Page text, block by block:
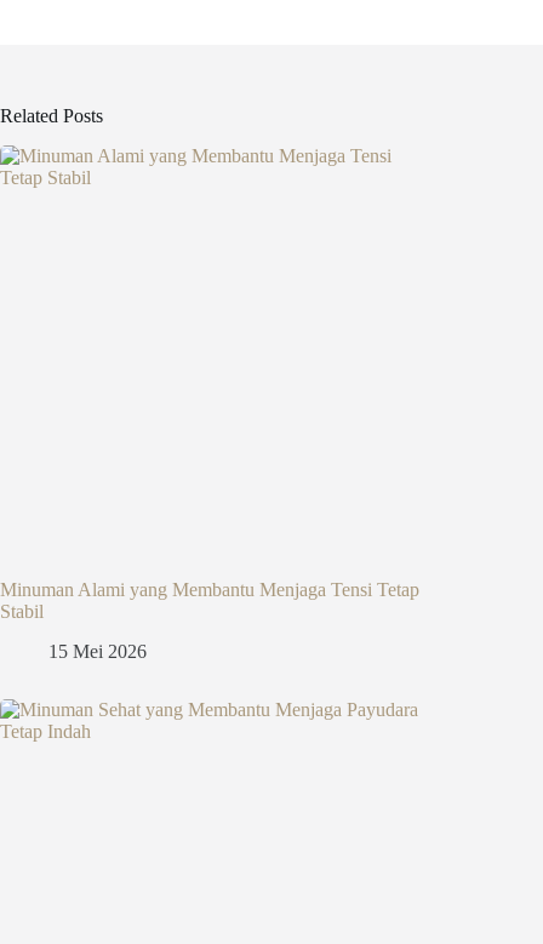
Related Posts
Minuman Alami yang Membantu Menjaga Tensi Tetap
Stabil
15 Mei 2026